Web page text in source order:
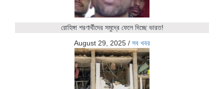
রোহিঙ্গা শরণার্থীদের সমুদ্রে ফেলে দিচ্ছে ভারত!
August 29, 2025 / সব খবর